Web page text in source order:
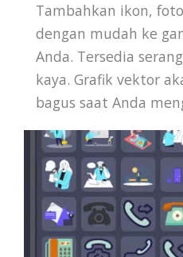
Tambahkan ikon,
dengan mudah ke
Anda. Tersedia
kaya. Grafik vektor
bagus saat Anda